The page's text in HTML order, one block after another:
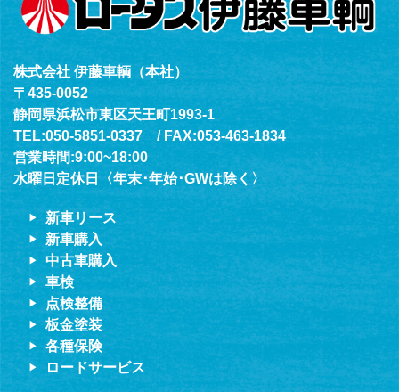
株式会社 伊藤車輌（本社）
〒435-0052
静岡県浜松市東区天王町1993-1
TEL:050-5851-0337 / FAX:053-463-1834
営業時間:9:00~18:00
水曜日定休日〈年末･年始･GWは除く〉
新車リース
新車購入
中古車購入
車検
点検整備
板金塗装
各種保険
ロードサービス